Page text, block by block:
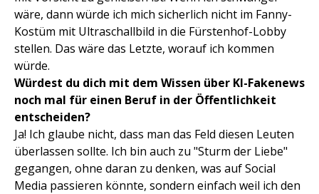
wäre, dann würde ich mich sicherlich nicht im Fanny-
Kostüm mit Ultraschallbild in die Fürstenhof-Lobby
stellen. Das wäre das Letzte, worauf ich kommen
würde.
Würdest du dich mit dem Wissen über KI-Fakenews
noch mal für einen Beruf in der Öffentlichkeit
entscheiden?
Ja! Ich glaube nicht, dass man das Feld diesen Leuten
überlassen sollte. Ich bin auch zu "Sturm der Liebe"
gegangen, ohne daran zu denken, was auf Social
Media passieren könnte, sondern einfach weil ich den